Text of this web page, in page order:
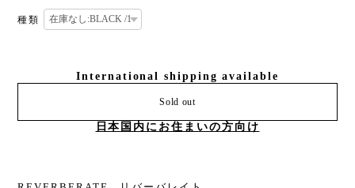
種類
International shipping available
Sold out
日本国内にお住まいの方向け